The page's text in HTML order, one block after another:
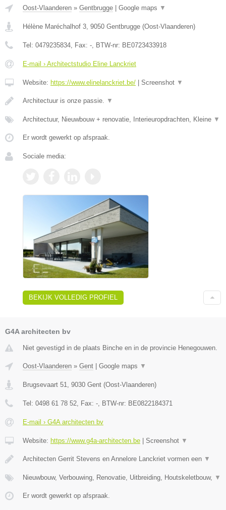
Oost-Vlaanderen » Gentbrugge | Google maps ▼
Hélène Maréchalhof 3 9050 Gentbrugge (Oost-Vlaanderen)
Tel: 0479235834 , Fax: - , BTW-nr: BE0723433918
E-mail › Architectstudio Eline Lanckriet
Website: https://www.elinelanckriet.be/ | Screenshot ▼
Architectuur is onze passie. ▼
Architectuur, Nieuwbouw + renovatie, Interieuropdrachten, Kleine ▼
Er wordt gewerkt op afspraak.
Sociale media:
BEKIJK VOLLEDIG PROFIEL
G4A architecten bv
Niet gevestigd in de plaats Binche en in de provincie Henegouwen.
Oost-Vlaanderen » Gent Google maps ▼
Brugsevaart 51, 9030 Gent (Oost-Vlaanderen)
Tel: 0498 61 78 52, Fax: -, BTW-nr: BE0822184371
E-mail › G4A architecten bv
Website: https://www.g4a-architecten.be Screenshot ▼
Architecten Gerrit Stevens en Annelore Lanckriet vormen een ▼
Nieuwbouw, Verbouwing, Renovatie, Uitbreiding, Houtskeletbouw, ▼
Er wordt gewerkt op afspraak.